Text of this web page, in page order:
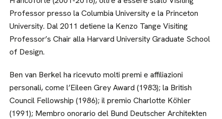
Professor presso la Columbia University e la Princeton
University. Dal 2011 detiene la Kenzo Tange Visiting
Professor’s Chair alla Harvard University Graduate School
of Design.
Ben van Berkel ha ricevuto molti premi e affiliazioni
personali, come l’Eileen Grey Award (1983); la British
Council Fellowship (1986); il premio Charlotte Köhler
(1991); Membro onorario del Bund Deutscher Architekten